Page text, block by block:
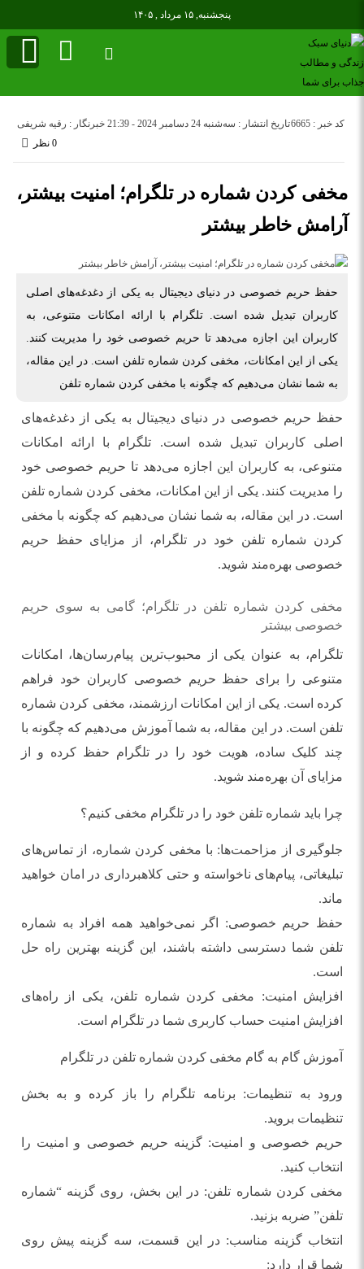
پنجشنبه, ۱۵ مرداد , ۱۴۰۵
تاریخ انتشار : سه‌شنبه 24 دسامبر 2024 - 21:39 خبرنگار : رقیه شریفی
کد خبر : 6665
0 نظر
مخفی کردن شماره در تلگرام؛ امنیت بیشتر،
آرامش خاطر بیشتر
حفظ حریم خصوصی در دنیای دیجیتال به یکی از دغدغه‌های اصلی
کاربران تبدیل شده است. تلگرام با ارائه امکانات متنوعی، به
کاربران این اجازه می‌دهد تا حریم خصوصی خود را مدیریت کنند.
یکی از این امکانات، مخفی کردن شماره تلفن است. در این مقاله،
به شما نشان می‌دهیم که چگونه با مخفی کردن شماره تلفن
حفظ حریم خصوصی در دنیای دیجیتال به یکی از دغدغه‌های
اصلی کاربران تبدیل شده است. تلگرام با ارائه امکانات
متنوعی، به کاربران این اجازه می‌دهد تا حریم خصوصی خود
را مدیریت کنند. یکی از این امکانات، مخفی کردن شماره تلفن
است. در این مقاله، به شما نشان می‌دهیم که چگونه با مخفی
کردن شماره تلفن خود در تلگرام، از مزایای حفظ حریم
خصوصی بهره‌مند شوید.
مخفی کردن شماره تلفن در تلگرام؛ گامی به سوی حریم
خصوصی بیشتر
تلگرام، به عنوان یکی از محبوب‌ترین پیام‌رسان‌ها، امکانات
متنوعی را برای حفظ حریم خصوصی کاربران خود فراهم
کرده است. یکی از این امکانات ارزشمند، مخفی کردن شماره
تلفن است. در این مقاله، به شما آموزش می‌دهیم که چگونه با
چند کلیک ساده، هویت خود را در تلگرام حفظ کرده و از
مزایای آن بهره‌مند شوید.
چرا باید شماره تلفن خود را در تلگرام مخفی کنیم؟
جلوگیری از مزاحمت‌ها: با مخفی کردن شماره، از تماس‌های
تبلیغاتی، پیام‌های ناخواسته و حتی کلاهبرداری در امان خواهید
ماند.
حفظ حریم خصوصی: اگر نمی‌خواهید همه افراد به شماره
تلفن شما دسترسی داشته باشند، این گزینه بهترین راه حل
است.
افزایش امنیت: مخفی کردن شماره تلفن، یکی از راه‌های
افزایش امنیت حساب کاربری شما در تلگرام است.
آموزش گام به گام مخفی کردن شماره تلفن در تلگرام
ورود به تنظیمات: برنامه تلگرام را باز کرده و به بخش
تنظیمات بروید.
حریم خصوصی و امنیت: گزینه حریم خصوصی و امنیت را
انتخاب کنید.
مخفی کردن شماره تلفن: در این بخش، روی گزینه “شماره
تلفن” ضربه بزنید.
انتخاب گزینه مناسب: در این قسمت، سه گزینه پیش روی
شما قرار دارد: